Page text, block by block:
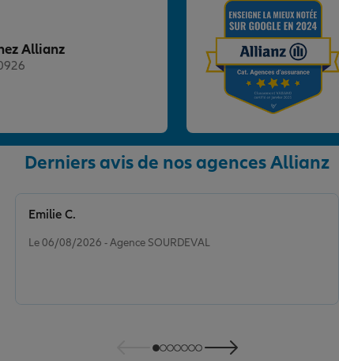
Allianz
Derniers avis de nos agences Allianz
Le 06/08/2026 - Agence SOURDEVAL
Emilie C.